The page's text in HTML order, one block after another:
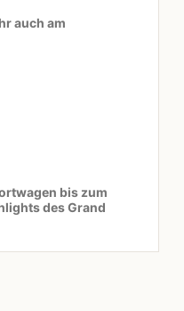
auch am
bis zum
des Grand